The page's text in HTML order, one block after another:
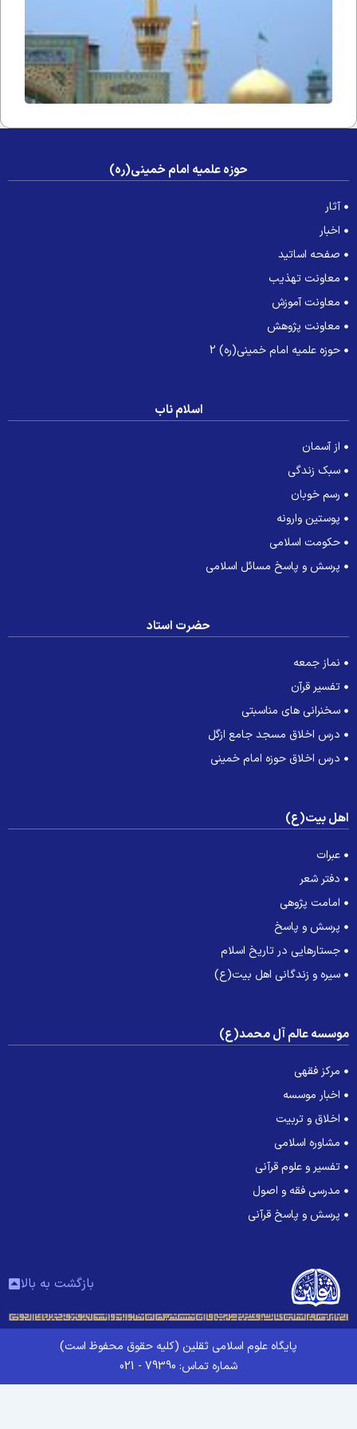
حوزه علمیه امام خمینی(ره)
آثار
اخبار
صفحه اساتید
معاونت تهذیب
معاونت آموزش
معاونت پژوهش
حوزه علمیه امام خمینی(ره) 2
اسلام ناب
از آسمان
سبک زندگی
رسم خوبان
پوستین وارونه
حکومت اسلامی
پرسش و پاسخ مسائل اسلامی
حضرت استاد
نماز جمعه
تفسیر قرآن
سخنرانی های مناسبتی
درس اخلاق مسجد جامع ازگل
درس اخلاق حوزه امام خمینی
بیت(ع)
عبرات
دفتر شعر
امامت پژوهی
پرسش و پاسخ
جستارهایی در تاریخ اسلام
سیره و زندگانی اهل بیت(ع)
عالم آل محمد(ع)
مرکز فقهی
اخبار موسسه
اخلاق و تربیت
مشاوره اسلامی
تفسیر و علوم قرآنی
مدرسی فقه و اصول
پرسش و پاسخ قرآنی
بازگشت به بالا
پایگاه علوم اسلامی ثقلین (کلیه حقوق محفوظ است)
شماره تماس: 79390 - 021